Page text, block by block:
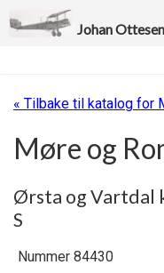
Johan
« Tilbake til katalog for
Møre og
Ørsta og Vartdal
S
Nummer 84430